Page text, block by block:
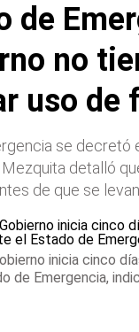
de
no
uso de
se decretó
detalló
de que se
inicia cinco
de Emergencia,